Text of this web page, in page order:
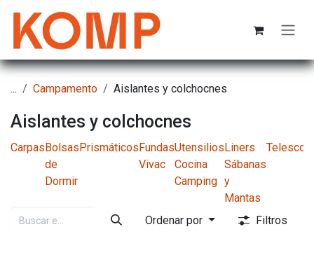
... Campamento Aislantes y colchocnes
Aislantes y colchocnes
CarpasBolsas
de
Dormir
PrismáticosFundas
Vivac
Utensilios
Cocina
Camping
Liners
Sábanas
y
Mantas
Ordenar por Filtros